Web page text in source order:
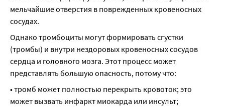
Считается, что препарат Когавант® не влияет или
оказывает незначительное влияние на способность
механизмами. Если у Вас кружится голова или путается
сознание на фоне приема этого препарата, соблюдайте
осторожность при управлении транспортными
средствами или работе с механизмами.
Препарат Когавант® содержит натрий
Этот препарат содержит менее 1 ммоль (23 мг) натрия в
мельчайшие отверстия в поврежденных кровеносных
сосудах.
Однако тромбоциты могут формировать сгустки
(тромбы) и внутри нездоровых кровеносных сосудов
сердца и головного мозга. Этот процесс может
представлять большую опасность, потому что:
• тромб может полностью перекрыть кровоток; это
может вызвать инфаркт миокарда или инсульт;